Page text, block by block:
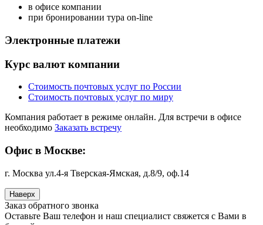
в офисе компании
при бронировании тура on-line
Электронные платежи
Курс валют компании
Стоимость почтовых услуг по России
Стоимость почтовых услуг по миру
Компания работает в режиме онлайн. Для встречи в офисе
необходимо Заказать встречу
Офис в Москве:
г. Москва ул.4-я Тверская-Ямская, д.8/9, оф.14
Наверх
Заказ обратного звонка
Оставьте Ваш телефон и наш специалист свяжется с Вами в